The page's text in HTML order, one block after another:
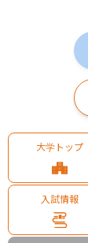
大学トップ
入試情報